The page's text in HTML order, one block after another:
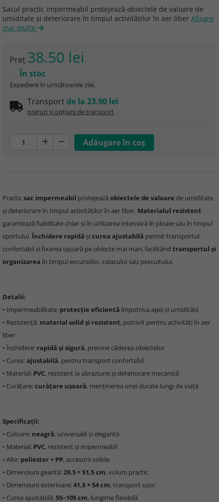
Sacul practic impermeabil protejează obiectele de valoare de
umiditate și deteriorare în timpul activităților în aer liber Afişare
mai multe
Preţ 38.50 lei
În stoc
Expediere în următoarele zile.
Transport de la 23.90 lei
prețuri și opțiuni de transport
Practicsac impermeabil protejează obiectele de valoare de umiditate
și deteriorare în timpul activităților în aer liber. Materialul rezistent
garantează fiabilitate chiar și în utilizarea intensivă în ploaie sau în timpul
sportului.Închidere rapidă și curea ajustabilă permit transportul
confortabil și fixarea ușoară pe obiecte mai mari, facilitând transportul și
organizarea în timpul excursiilor, caiacului sau pescuitului.
Detalii:
• Impermeabilitate: protecție eficientă împotriva apei și umidității
• Rezistență: material solid și rezistent, potrivit pentru activități în aer
liber
• Închidere: rapidă și sigură, previne căderea obiectelor
• Curea:ajustabilă, pentru transport confortabil
• Material: PVC, rezistent la abraziune și deteriorare mecanică
• Curățare:curățare ușoară, menținerea unei durate lungi de viață
Specificații:
• Culoare: neagră, universală și elegantă
• Material: PVC, rezistent și impermeabil
• Alte: poliester + PP, accesorii solide
• Dimensiuni geantă:29,5 × 51,5 cm, volum practic
• Dimensiuni exterioare:41,5 × 54 cm, transport ușor
• Curea ajustabilă:55–105 cm, lungime flexibilă